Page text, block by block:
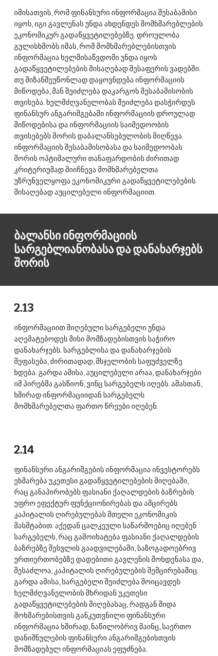
იმისათვის, რომ ფინანსური ინფორმაცია შესაბამისი
იყოს, იგი გავლენას უნდა ახდენდეს მომხმარებლების
ეკონომიკურ გადაწყვეტილებებზე. დროულობა
გულისხმობს იმას, რომ მომხმარებლებისთვის
ინფორმაცია ხელმისაწვდომი უნდა იყოს
გადაწყვეტილებების მისაღებად შესაფერის ვადებში.
თუ მიზანშეუწონლად დაყოვნდება ინფორმაციის
მიწოდება, მან შეიძლება დაკარგოს შესაბამისობის
თვისება. ხელმძღვანელობას შეიძლება დასჭირდეს
ფინანსურ ანგარიშგებაში ინფორმაციის დროულად
მიწოდებისა და ინფორმაციის საიმედოობის
თვისებებს შორის დაბალანსებულობის მიღწევა.
ინფორმაციის შესაბამისობასა და საიმედოობას
შორის ოპტიმალური თანაფარდობის ძირითად
კრიტერიუმად მიიჩნევა მომხმარებელთა
უზრუნველყოფა ეკონომიკური გადაწყვეტილებების
მისაღებად აუცილებელი ინფორმაციით.
ბალანსი ინფორმაციის
სარგებლიანობასა და დანახარჯებს
შორის
2.13
ინფორმაციით მიღებული სარგებელი უნდა
აღემატებოდეს მისი მომზადებისთვის საჭირო
დანახარჯებს. სარგებლისა და დანახარჯების
შეფასება, ძირითადად, მსჯელობის საფუძველზე
ხდება. გარდა ამისა, აუცილებელი არაა, დანახარჯები
იმ პირებმა გასწიონ, ვინც სარგებელს იღებს. ამასთან,
ხშირად ინფორმაციიდან სარგებელს
მომხმარებელთა ფართო წრეები იღებენ.
2.14
ფინანსური ანგარიშგების ინფორმაცია ინვესტორებს
ეხმარება უკეთესი გადაწყვეტილებების მიღებაში,
რაც განაპირობებს ფასიანი ქაღალდების ბაზრების
უფრო ეფექტურ ფუნქციონირებას და ამცირებს
კაპიტალის ღირებულებას მთელი ეკონომიკის
მასშტაბით. აქედან ცალკეული საწარმოებიც იღებენ
სარგებელს, რაც გამოიხატება ფასიანი ქაღალდების
ბაზრებზე შესვლის გაადვილებაში, საზოგადოებრივ
ურთიერთობებზე დადებითი გავლენის მოხდენასა და,
შესაძლოა, კაპიტალის ღირებულების შემცირებაშიც.
გარდა ამისა, სარგებელი შეიძლება მოიცავდეს
ხელმძღვანელობის მხრიდან უკეთესი
გადაწყვეტილებების მიღებასაც, რადგან შიდა
მოხმარებისთვის განკუთვნილი ფინანსური
ინფორმაცია ხშირად, ნაწილობრივ მაინც, საერთო
დანიშნულების ფინანსური ანგარიშგებისთვის
მომზადებულ ინფორმაციას ეფუძნება.